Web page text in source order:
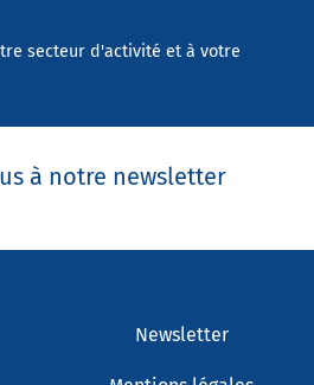
secteur d'activité et à votre
à notre newsletter
Newsletter